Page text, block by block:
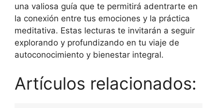
una valiosa guía que te permitirá adentrarte en
la conexión entre tus emociones y la práctica
meditativa. Estas lecturas te invitarán a seguir
explorando y profundizando en tu viaje de
autoconocimiento y bienestar integral.
Artículos relacionados: